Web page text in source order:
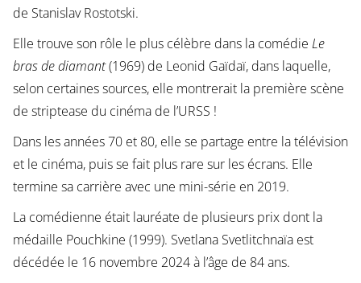
de Stanislav Rostotski.
Elle trouve son rôle le plus célèbre dans la comédie Le
bras de diamant(1969) de Leonid Gaïdaï, dans laquelle,
selon certaines sources, elle montrerait la première scène
de striptease du cinéma de l’URSS !
Dans les années 70 et 80, elle se partage entre la télévision
et le cinéma, puis se fait plus rare sur les écrans. Elle
termine sa carrière avec une mini-série en 2019.
La comédienne était lauréate de plusieurs prix dont la
médaille Pouchkine (1999). Svetlana Svetlitchnaïa est
décédée le 16 novembre 2024 à l’âge de 84 ans.